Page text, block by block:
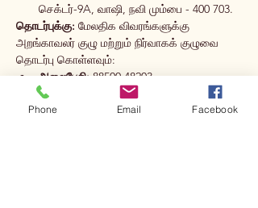
செக்டர்-9A, வாஷி, நவி மும்பை - 400 703.
தொடர்புக்கு: மேலதிக விவரங்களுக்கு
அறங்காவலர் குழு மற்றும் நிர்வாகக் குழுவை
தொடர்பு கொள்ளவும்:
அலைபேசி: 88500 48203
மின்னஞ்சல்:
info@nmtamilsangam.org
இணையதளம்:
www.nmtamilsangam.org
Phone Email Facebook